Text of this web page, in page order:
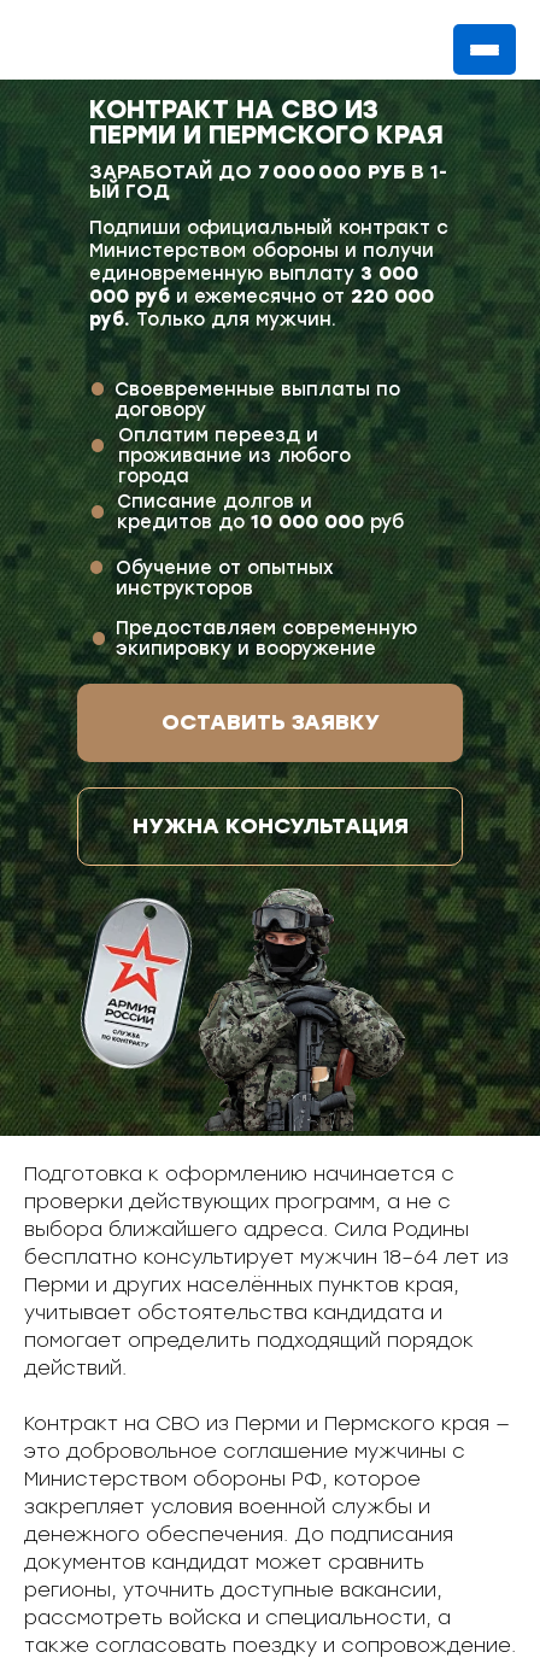
КОНТРАКТ НА СВО ИЗ
ПЕРМИ И ПЕРМСКОГО КРАЯ
ЗАРАБОТАЙ ДО 7 000 000 РУБ В 1-
ЫЙ ГОД
Подпиши официальный контракт с
Министерством обороны и получи
единовременную выплату 3 000
000 руб и ежемесячно от 220 000
руб.Только для мужчин.
ОСТАВИТЬ ЗАЯВКУ
НУЖНА КОНСУЛЬТАЦИЯ
Оплатим переезд и
проживание из любого
города
Предоставляем современную
экипировку и вооружение
Списание долгов и
кредитов до10 000 000 руб
Обучение от опытных
инструкторов
Своевременные выплаты по
договору
Подготовка к оформлению начинается с
проверки действующих программ, а не с
выбора ближайшего адреса. Сила Родины
бесплатно консультирует мужчин 18–64 лет из
Перми и других населённых пунктов края,
учитывает обстоятельства кандидата и
помогает определить подходящий порядок
действий.
Контракт на СВО из Перми и Пермского края —
это добровольное соглашение мужчины с
Министерством обороны РФ, которое
закрепляет условия военной службы и
денежного обеспечения. До подписания
документов кандидат может сравнить
регионы, уточнить доступные вакансии,
рассмотреть войска и специальности, а
также согласовать поездку и сопровождение.